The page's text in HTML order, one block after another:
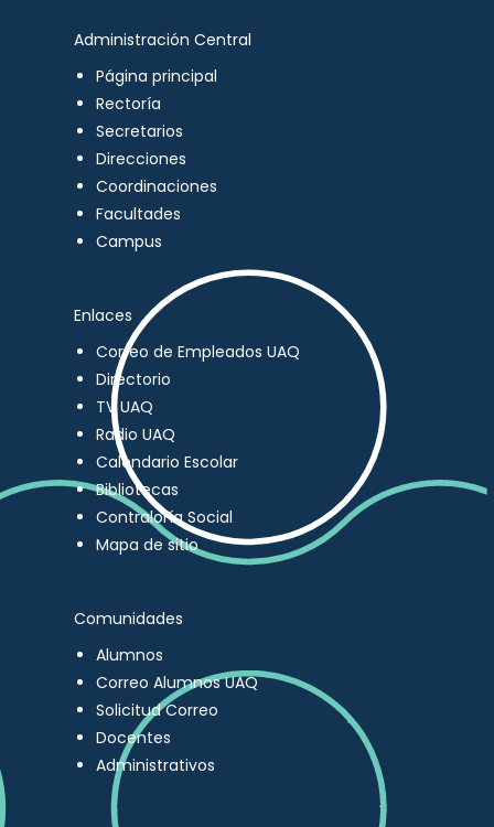
Administración Central
Página principal
Rectoría
Secretarios
Direcciones
Coordinaciones
Facultades
Campus
Enlaces
Correo de Empleados UAQ
Directorio
TV UAQ
Radio UAQ
Calendario Escolar
Bibliotecas
Contraloría Social
Mapa de sitio
Comunidades
Alumnos
Correo Alumnos UAQ
Solicitud Correo
Docentes
Administrativos